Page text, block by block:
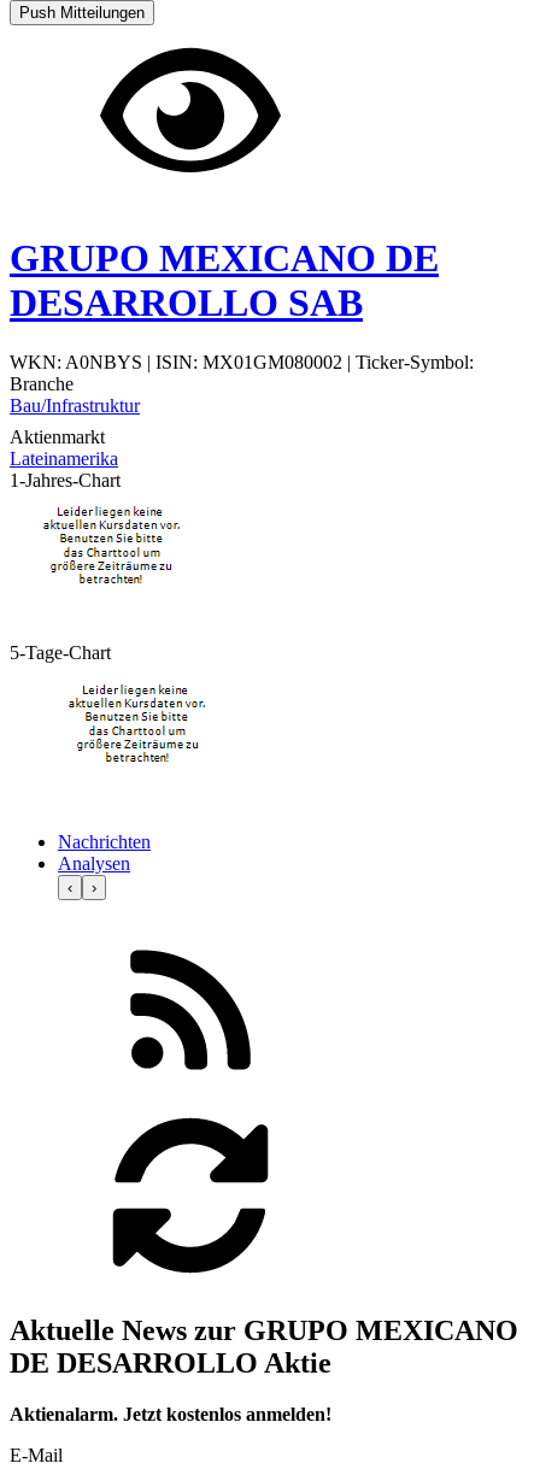
Push Mitteilungen
GRUPO MEXICANO DE
DESARROLLO SAB
WKN: A0NBYS | ISIN: MX01GM080002 | Ticker-Symbol:
Branche
Bau/Infrastruktur
Aktienmarkt
Lateinamerika
1-Jahres-Chart
5-Tage-Chart
Nachrichten
Analysen
‹ ›
Aktuelle News zur GRUPO MEXICANO
DE DESARROLLO Aktie
Aktienalarm. Jetzt kostenlos anmelden!
E-Mail